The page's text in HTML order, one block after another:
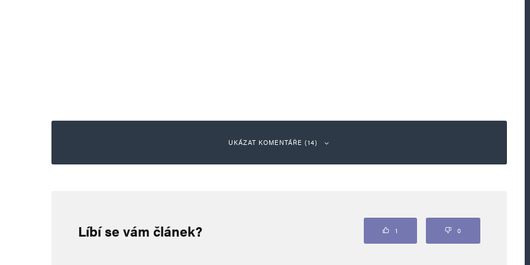
UKÁZAT KOMENTÁŘE (14)
„Největší hrozbu pro společnost na Západě představují oficiální média.
Líbí se vám článek? 1 0